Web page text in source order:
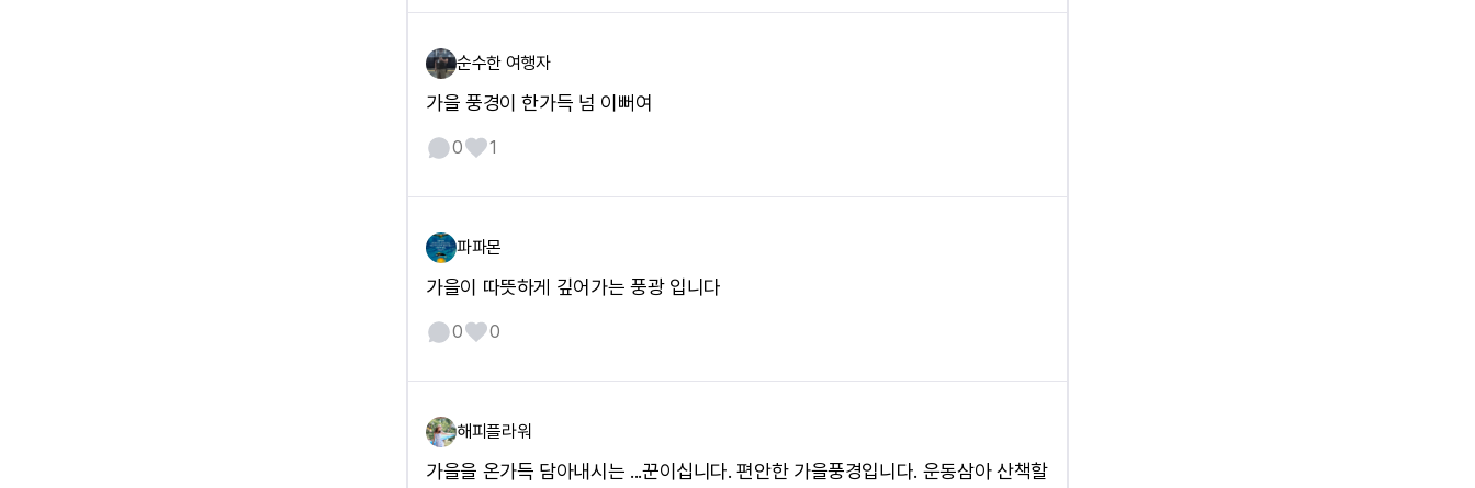
순수한 여행자
가을 풍경이 한가득 넘 이뻐여
0 1
파파몬
가을이 따뜻하게 깊어가는 풍광 입니다
0 0
해피플라워
가을을 온가득 담아내시는 ...꾼이십니다. 편안한 가을풍경입니다. 운동삼아 산책할